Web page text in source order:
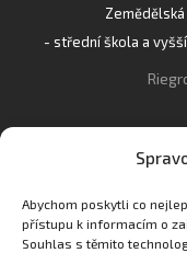
Abychom poskytli co
přístupu k informacím o
Souhlas s těmito
- střední škola a
493